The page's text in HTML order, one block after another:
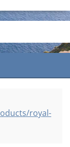
royal-